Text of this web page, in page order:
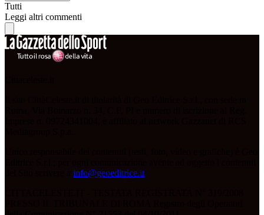
Tutti
Leggi altri commenti
info@geoeditrice.it